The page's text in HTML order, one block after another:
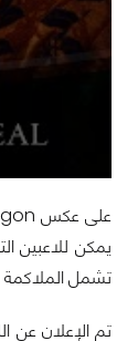
على عكس Yakuza: Like a Dragon،
يمكن للاعبين
تشمل